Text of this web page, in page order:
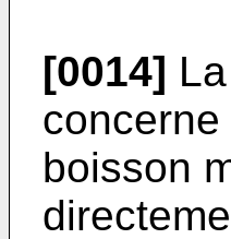
[0014]
boisson